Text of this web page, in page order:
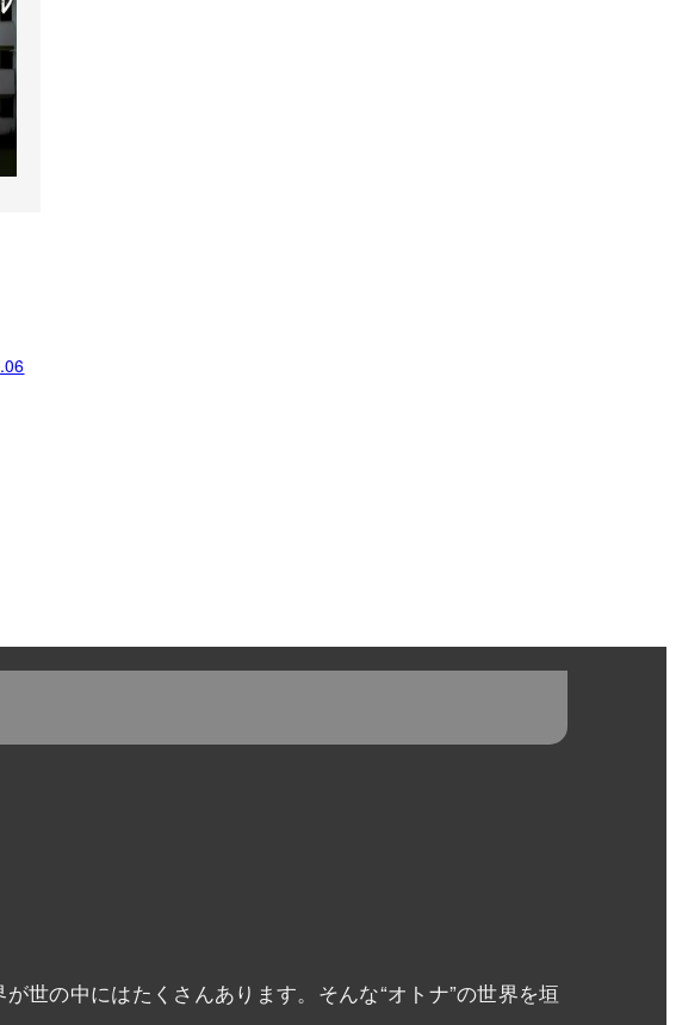
世の中にはたくさんあります。そんな“オトナ”の世界を垣